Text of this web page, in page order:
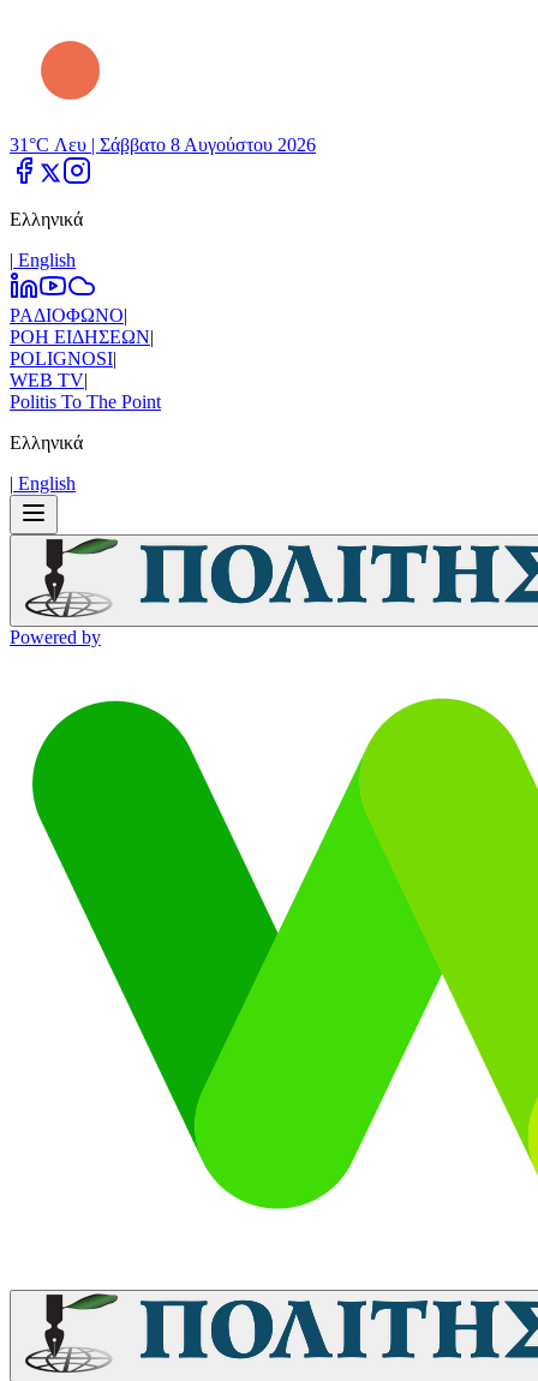
31°C Λευ | Σάββατο 8 Αυγούστου 2026
Ελληνικά
| Εnglish
ΡΑΔΙΟΦΩΝΟ|
ΡΟΗ ΕΙΔΗΣΕΩΝ|
POLIGNOSI|
WEB TV|
Politis To The Point
Ελληνικά
| Εnglish
Powered by